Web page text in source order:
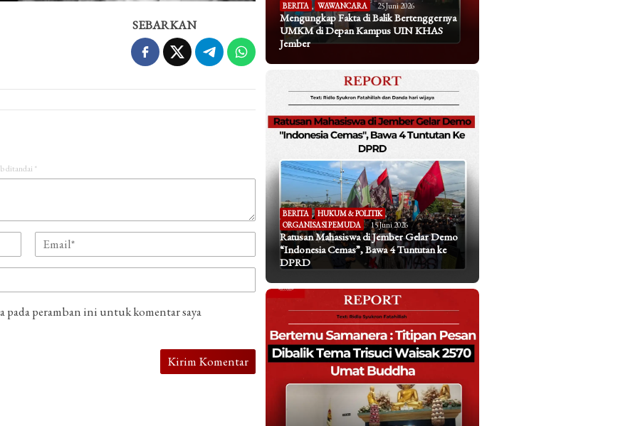
SEBARKAN
ditandai *
pada peramban ini untuk komentar saya
BERITA , WAWANCARA 25 Juni 2026
Mengungkap Fakta di Balik Bertenggernya
UMKM di Depan Kampus UIN KHAS
Jember
BERITA , HUKUM & POLITIK ,
ORGANISASI PEMUDA
15 Juni 2026
Ratusan Mahasiswa di Jember Gelar Demo
“Indonesia Cemas”, Bawa 4 Tuntutan ke
DPRD